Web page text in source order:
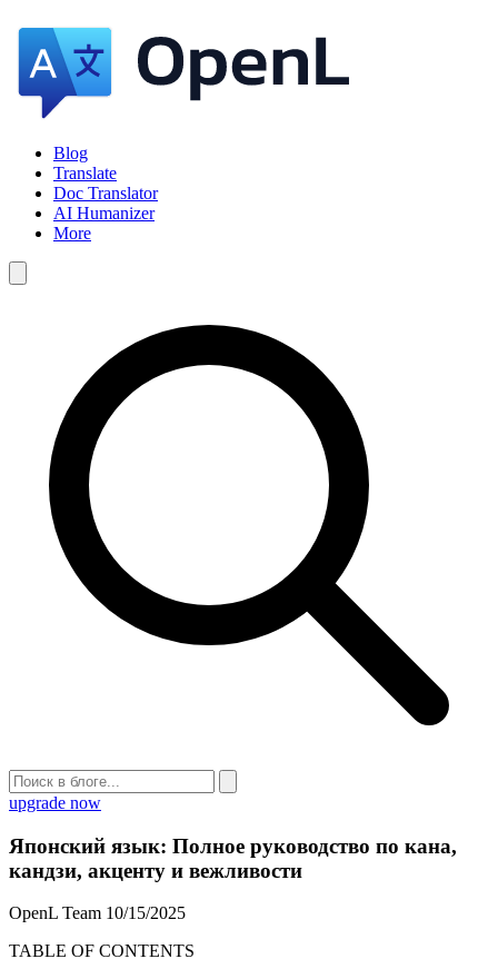
Blog
Translate
Doc Translator
AI Humanizer
More
upgrade now
Японский язык: Полное руководство по кана,
кандзи, акценту и вежливости
OpenL Team 10/15/2025
TABLE OF CONTENTS